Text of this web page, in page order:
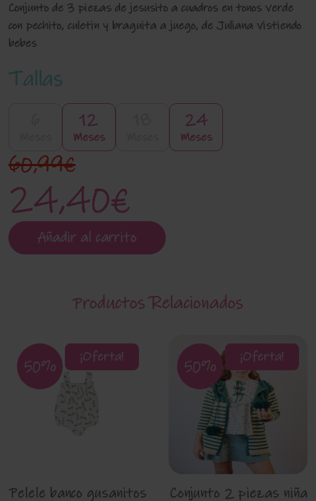
Conjunto de 3 piezas de jesusito a cuadros en tonos verde
con pechito, culetin y braguita a juego, de Juliana vistiendo
bebes
Tallas
12
Meses
24
Meses
24,40€
60,99€
Añadir al carrito
Productos Relacionados
¡Oferta!
50%
Pelele banco gusanitos
¡Oferta!
50%
Conjunto 2 piezas niña